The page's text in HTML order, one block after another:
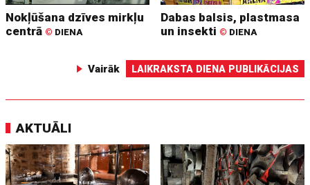
Nokļūšana dzīves mirkļu
centrā © DIENA
Dabas balsis, plastmasa
un insekti © DIENA
Vairāk LAIKRAKSTA DIENA PUBLIKĀCIJAS
AKTUĀLI